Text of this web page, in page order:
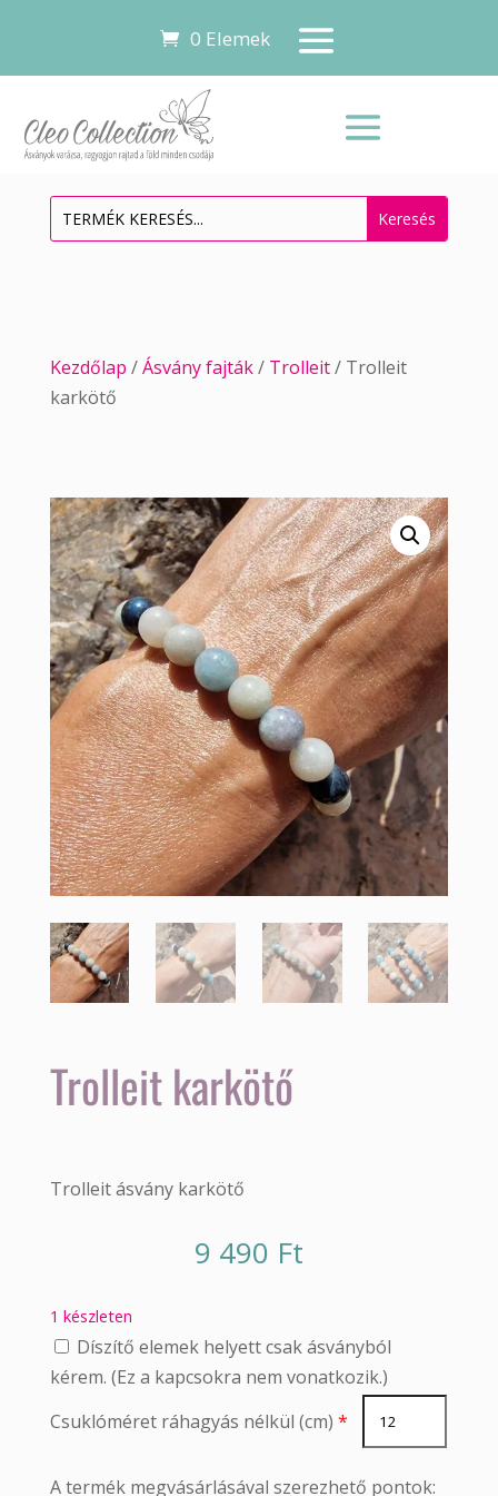
0 Elemek
Kezdőlap /Ásvány fajták/ Trolleit/ Trolleit
karkötő
Trolleit karkötő
Trolleit ásvány karkötő
9 490 Ft
1 készleten
Díszítő elemek helyett csak ásványból
kérem. (Ez a kapcsokra nem vonatkozik.)
Csuklóméret ráhagyás nélkül (cm) *
A termék megvásárlásával szerezhető pontok: